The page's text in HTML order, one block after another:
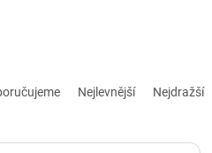
Nejlevnější Nejdražší